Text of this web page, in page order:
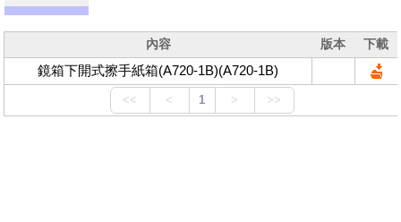
內容 版本 下載
鏡箱下開式擦手紙箱(A720-1B)(A720-1B)